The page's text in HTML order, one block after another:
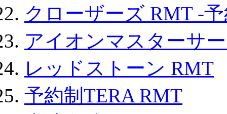
クローザーズ RMT -
アイオンマスターサ
レッドストーン RMT
予約制TERA RMT